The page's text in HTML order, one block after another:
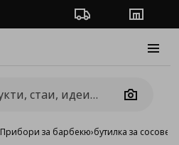
Проследяване на
Camera
Прибори за барбекю›бутилка за сосове,